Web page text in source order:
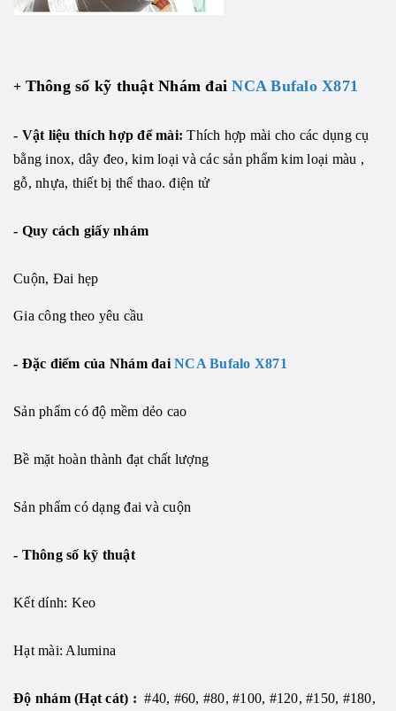
+ Thông số kỹ thuật Nhám đaiNCA Bufalo X871
- Vật liệu thích hợp để mài:Thích hợp mài cho các dụng cụ
bằng inox, dây đeo, kim loại và các sản phẩm kim loại màu ,
gỗ, nhựa, thiết bị thể thao. điện tử
- Quy cách giấy nhám
Cuộn, Đai hẹp
Gia công theo yêu cầu
- Đặc điểm của Nhám đai NCA Bufalo X871
Sản phẩm có độ mềm dẻo cao
Bề mặt hoàn thành đạt chất lượng
Sản phẩm có dạng đai và cuộn
- Thông số kỹ thuật
Kết dính: Keo
Hạt mài: Alumina
Độ nhám (Hạt cát) : #40, #60, #80, #100, #120, #150, #180,